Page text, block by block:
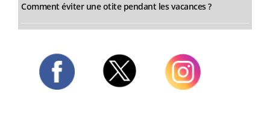
Comment éviter une otite pendant les vacances ?